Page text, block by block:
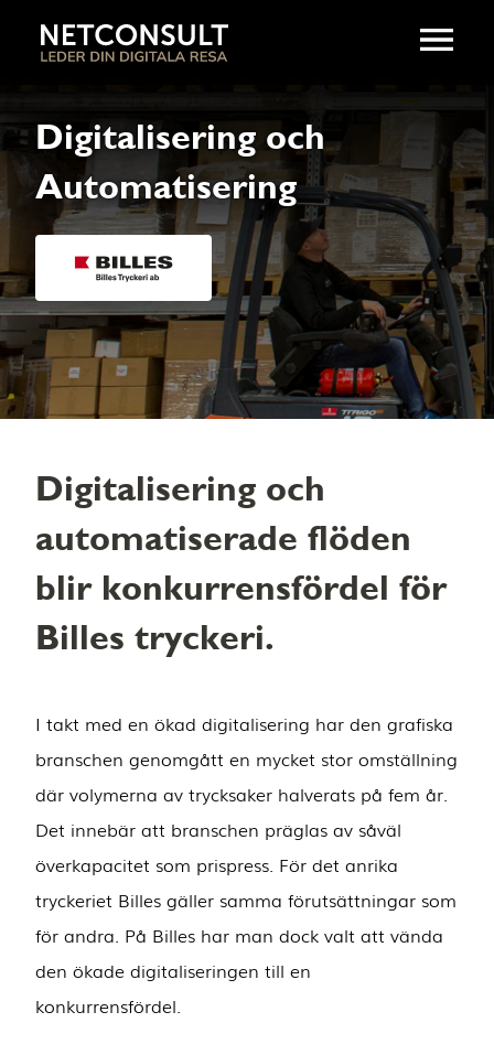
Digitalisering och
Automatisering
Digitalisering och
automatiserade flöden
blir konkurrensfördel för
Billes tryckeri.
I takt med en ökad digitalisering har den grafiska
branschen genomgått en mycket stor omställning
där volymerna av trycksaker halverats på fem år.
Det innebär att branschen präglas av såväl
överkapacitet som prispress. För det anrika
tryckeriet Billes gäller samma förutsättningar som
för andra. På Billes har man dock valt att vända
den ökade digitaliseringen till en
konkurrensfördel.